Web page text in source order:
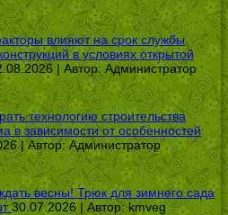
влияют на срок службы
в условиях открытой
| Автор:Администратор
технологию строительства
в зависимости от особенностей
| Автор: Администратор
весны! Трюк для зимнего сада
30.07.2026 | Автор:kmveg